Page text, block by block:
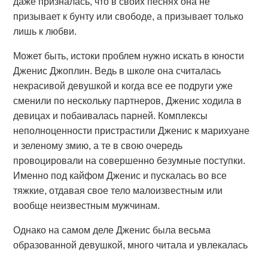
призывает к бунту или свободе, а призывает только
лишь к любви.
Может быть, истоки проблем нужно искать в юности
Дженис Джоплин. Ведь в школе она считалась
некрасивой девушкой и когда все ее подруги уже
сменили по нескольку партнеров, Дженис ходила в
девицах и побаивалась парней. Комплексы
неполноценности пристрастили Дженис к марихуане
и зеленому змию, а те в свою очередь
провоцировали на совершенно безумные поступки.
Именно под кайфом Дженис и пускалась во все
тяжкие, отдавая свое тело малоизвестным или
вообще неизвестным мужчинам.
Однако на самом деле Дженис была весьма
образованной девушкой, много читала и увлекалась